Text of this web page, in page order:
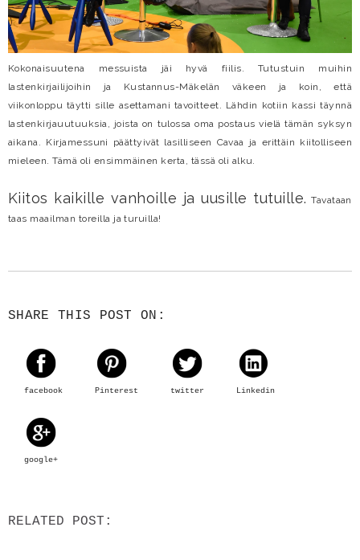
Kokonaisuutena messuista jäi hyvä fiilis. Tutustuin muihin
lastenkirjailijoihin ja Kustannus-Mäkelän väkeen ja koin, että
viikonloppu täytti sille asettamani tavoitteet. Lähdin kotiin kassi täynnä
lastenkirjauutuuksia, joista on tulossa oma postaus vielä tämän syksyn
aikana. Kirjamessuni päättyivät lasilliseen Cavaa ja erittäin kiitolliseen
mieleen. Tämä oli ensimmäinen kerta, tässä oli alku.
Kiitos kaikille vanhoille ja uusille tutuille. Tavataan
taas maailman toreilla ja turuilla!
SHARE THIS POST ON:
facebook Pinterest twitter Linkedin
google+
RELATED POST: